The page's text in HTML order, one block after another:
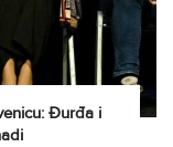
Đurđa i